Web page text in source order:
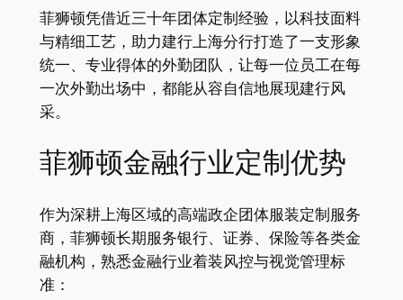
菲狮顿凭借近三十年团体定制经验，以科技面料
与精细工艺，助力建行上海分行打造了一支形象
统一、专业得体的外勤团队，让每一位员工在每
一次外勤出场中，都能从容自信地展现建行风
采。
菲狮顿金融行业定制优势
作为深耕上海区域的高端政企团体服装定制服务
商，菲狮顿长期服务银行、证券、保险等各类金
融机构，熟悉金融行业着装风控与视觉管理标
准：